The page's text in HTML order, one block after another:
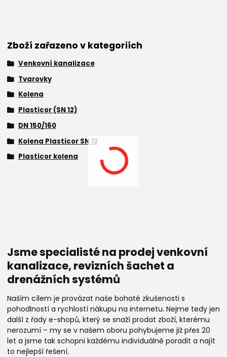
Zboží zařazeno v kategoriích
Venkovní kanalizace
Tvarovky
Kolena
Plasticor (SN 12)
DN 150/160
Kolena Plasticor SN 12
Plasticor kolena
Jsme specialisté na prodej venkovní
kanalizace, revizních šachet a
drenážních systémů
Naším cílem je provázat naše bohaté zkušenosti s
pohodlností a rychlostí nákupu na internetu. Nejme tedy jen
další z řady e-shopů, který se snaží prodat zboží, kterému
nerozumí – my se v našem oboru pohybujeme již přes 20
let a jsme tak schopni každému individuálně poradit a najít
to nejlepší řešení.